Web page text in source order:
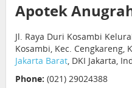
Apotek
Jl. Raya Duri Kosambi
Kosambi, Kec. Cengkareng,
Jakarta Barat, DKI Jakarta,
Phone: (021) 29024388